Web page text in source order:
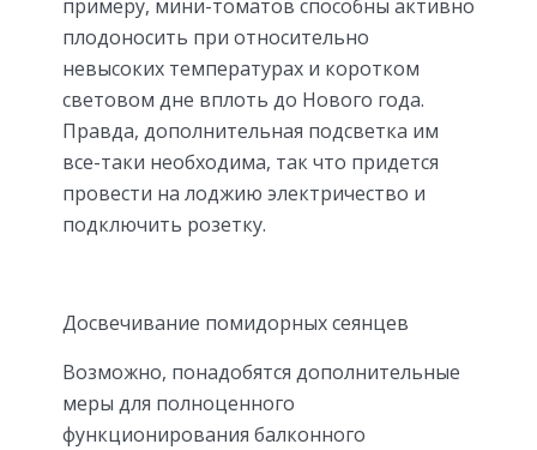
примеру, мини-томатов способны активно
плодоносить при относительно
невысоких температурах и коротком
световом дне вплоть до Нового года.
Правда, дополнительная подсветка им
все-таки необходима, так что придется
провести на лоджию электричество и
подключить розетку.
Досвечивание помидорных сеянцев
Возможно, понадобятся дополнительные
меры для полноценного
функционирования балконного